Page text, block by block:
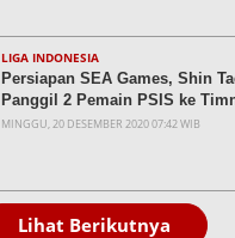
LIGA INDONESIA
Persiapan SEA Games, Shin
Panggil 2 Pemain PSIS ke
MINGGU, 20 DESEMBER 2020 07:42 WIB
Lihat Berikutnya